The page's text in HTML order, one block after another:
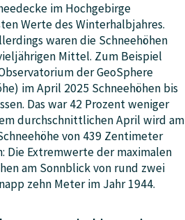
im Hochgebirge
Werte des Winterhalbjahres.
waren die Schneehöhen
Mittel. Zum Beispiel
der GeoSphere
im April 2025 Schneehöhen bis
Das war 42 Prozent weniger
durchschnittlichen April wird am
von 439 Zentimeter
Die Extremwerte der maximalen
am Sonnblick von rund zwei
zehn Meter im Jahr 1944.